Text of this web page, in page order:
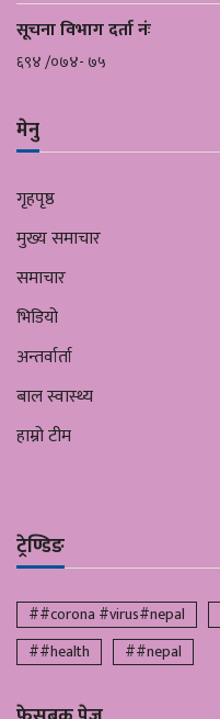
सूचना विभाग दर्ता नंः
६९४ /०७४- ७५
मेनु
गृहपृष्ठ
मुख्य समाचार
समाचार
भिडियो
अन्तर्वार्ता
बाल स्वास्थ्य
हाम्रो टीम
ट्रेण्डिङ
##corona #virus#nepal
##health
##nepal